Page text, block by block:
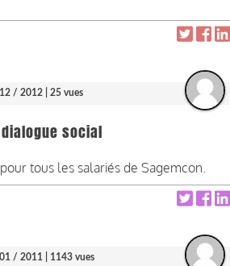
/ 2012 | 25 vues
social
tous les salariés de Sagemcon.
/ 2011 | 1143 vues